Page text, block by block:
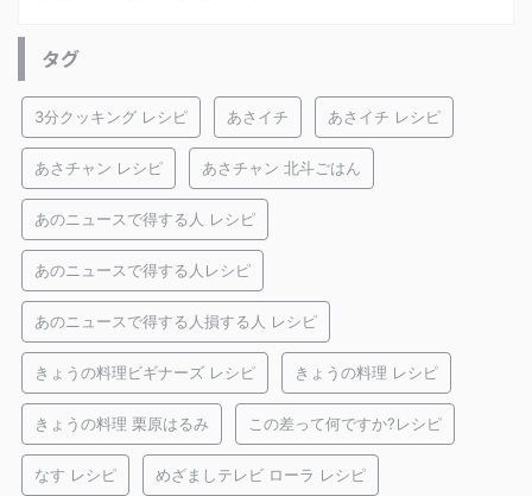
タグ
3分クッキング レシピ あさイチ あさイチ レシピ
あさチャン レシピ あさチャン 北斗ごはん
あのニュースで得する人 レシピ
あのニュースで得する人レシピ
あのニュースで得する人損する人 レシピ
きょうの料理ビギナーズ レシピ きょうの料理 レシピ
きょうの料理 栗原はるみ この差って何ですか?レシピ
なす レシピ めざましテレビ ローラ レシピ